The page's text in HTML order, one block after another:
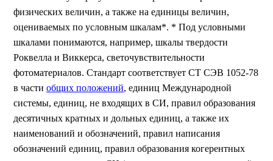
физических величин, а также на единицы величин,
оцениваемых по условным шкалам*. * Под условными
шкалами понимаются, например, шкалы твердости
Роквелла и Виккерса, светочувствительности
фотоматериалов. Стандарт соответствует СТ СЭВ 1052-78
в части общих положений, единиц Международной
системы, единиц, не входящих в СИ, правил образования
десятичных кратных и дольных единиц, а также их
наименований и обозначений, правил написания
обозначений единиц, правил образования когерентных